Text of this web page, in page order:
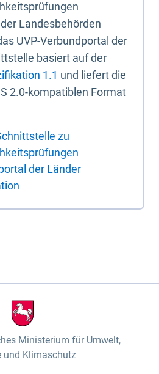
Landesbehörden
UVP-Verbundportal der
basiert auf der
1.1 und liefert die
2.0-kompatiblen Format
zu
der Länder
Ministerium für Umwelt,
und Klimaschutz